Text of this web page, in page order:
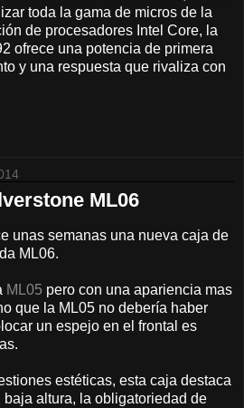
toda la gama de micros de la
de procesadores Intel Core, la
ofrece una potencia de primera
y una respuesta que rivaliza con
ML06
unas semanas una nueva caja de
ML06.
ML05 pero con una apariencia mas
que la ML05 no debería haber
un espejo en el frontal es
estéticas, esta caja destaca
baja altura, la obligatoriedad de